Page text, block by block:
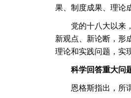
果、制度成果、理论
党的十八大以来
新观点、新论断，形
理论和实践问题，实
科学回答重大问
恩格斯指出，所